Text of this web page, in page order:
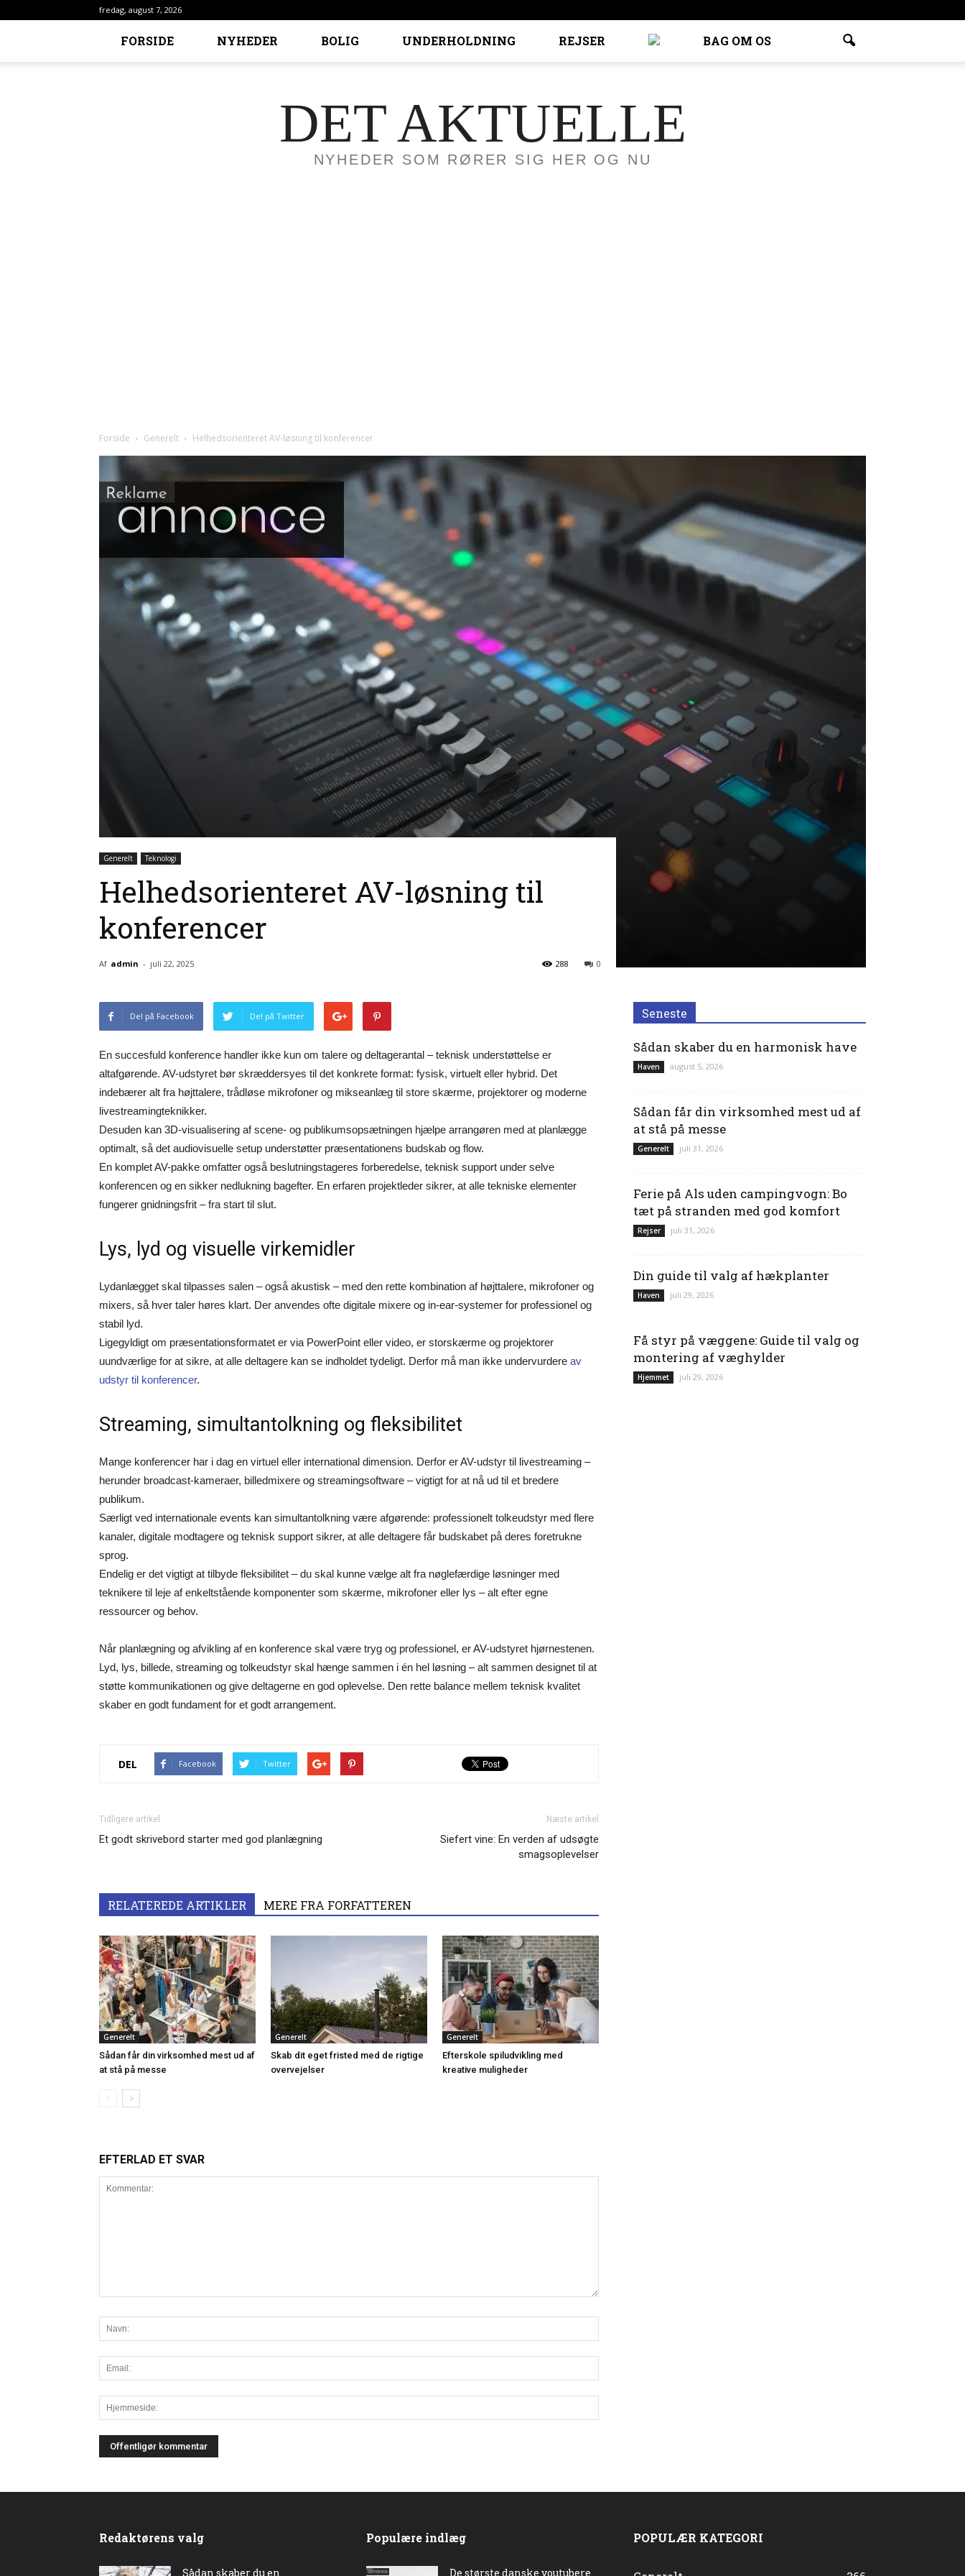
fredag, august 7, 2026
FORSIDE NYHEDER BOLIG UNDERHOLDNING REJSER BAG OM OS
DET AKTUELLE
NYHEDER SOM RØRER SIG HER OG NU
Forside Generelt Helhedsorienteret AV-løsning til konferencer
Generelt Teknologi
Helhedsorienteret AV-løsning til
konferencer
Af admin - juli 22, 2025 0
288
Del på Facebook Del på Twitter
En succesfuld konference handler ikke kun om talere og deltagerantal – teknisk understøttelse er
altafgørende. AV-udstyret bør skræddersyes til det konkrete format: fysisk, virtuelt eller hybrid. Det
indebærer alt fra højttalere, trådløse mikrofoner og mikseanlæg til store skærme, projektorer og moderne
livestreamingteknikker.
Desuden kan 3D-visualisering af scene- og publikumsopsætningen hjælpe arrangøren med at planlægge
optimalt, så det audiovisuelle setup understøtter præsentationens budskab og flow.
En komplet AV-pakke omfatter også beslutningstageres forberedelse, teknisk support under selve
konferencen og en sikker nedlukning bagefter. En erfaren projektleder sikrer, at alle tekniske elementer
fungerer gnidningsfrit – fra start til slut.
Lys, lyd og visuelle virkemidler
Lydanlægget skal tilpasses salen – også akustisk – med den rette kombination af højttalere, mikrofoner og
mixers, så hver taler høres klart. Der anvendes ofte digitale mixere og in-ear-systemer for professionel og
stabil lyd.
Ligegyldigt om præsentationsformatet er via PowerPoint eller video, er storskærme og projektorer
uundværlige for at sikre, at alle deltagere kan se indholdet tydeligt. Derfor må man ikke undervurdere av
udstyr til konferencer.
Streaming, simultantolkning og fleksibilitet
Mange konferencer har i dag en virtuel eller international dimension. Derfor er AV-udstyr til livestreaming –
herunder broadcast-kameraer, billedmixere og streamingsoftware – vigtigt for at nå ud til et bredere
publikum.
Særligt ved internationale events kan simultantolkning være afgørende: professionelt tolkeudstyr med flere
kanaler, digitale modtagere og teknisk support sikrer, at alle deltagere får budskabet på deres foretrukne
sprog.
Endelig er det vigtigt at tilbyde fleksibilitet – du skal kunne vælge alt fra nøglefærdige løsninger med
teknikere til leje af enkeltstående komponenter som skærme, mikrofoner eller lys – alt efter egne
ressourcer og behov.
Når planlægning og afvikling af en konference skal være tryg og professionel, er AV-udstyret hjørnestenen.
Lyd, lys, billede, streaming og tolkeudstyr skal hænge sammen i én hel løsning – alt sammen designet til at
støtte kommunikationen og give deltagerne en god oplevelse. Den rette balance mellem teknisk kvalitet
skaber en godt fundament for et godt arrangement.
DEL Facebook Twitter
Tidligere artikel
Et godt skrivebord starter med god planlægning
Næste artikel
Siefert vine: En verden af udsøgte
smagsoplevelser
RELATEREDE ARTIKLER MERE FRA FORFATTEREN
Generelt
Sådan får din virksomhed mest ud af
at stå på messe
Generelt
Skab dit eget fristed med de rigtige
overvejelser
Generelt
Efterskole spiludvikling med
kreative muligheder
EFTERLAD ET SVAR
Seneste
Sådan skaber du en harmonisk have
Haven august 5, 2026
Sådan får din virksomhed mest ud af
at stå på messe
Generelt juli 31, 2026
Ferie på Als uden campingvogn: Bo
tæt på stranden med god komfort
Rejser juli 31, 2026
Din guide til valg af hækplanter
Haven juli 29, 2026
Få styr på væggene: Guide til valg og
montering af væghylder
Hjemmet juli 29, 2026
Redaktørens valg
Sådan skaber du en
Populære indlæg
De største danske youtubere
POPULÆR KATEGORI